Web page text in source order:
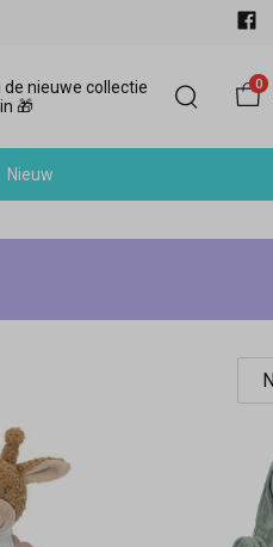
de nieuwe collectie
🎁
0
Nieuw